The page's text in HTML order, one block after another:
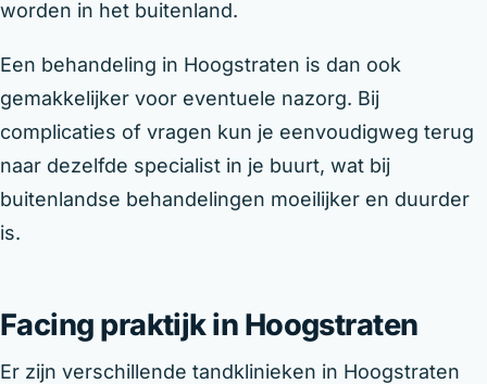
worden in het buitenland.
Een behandeling in Hoogstraten is dan ook
gemakkelijker voor eventuele nazorg. Bij
complicaties of vragen kun je eenvoudigweg terug
naar dezelfde specialist in je buurt, wat bij
buitenlandse behandelingen moeilijker en duurder
is.
Facing praktijk in Hoogstraten
Er zijn verschillende tandklinieken in Hoogstraten